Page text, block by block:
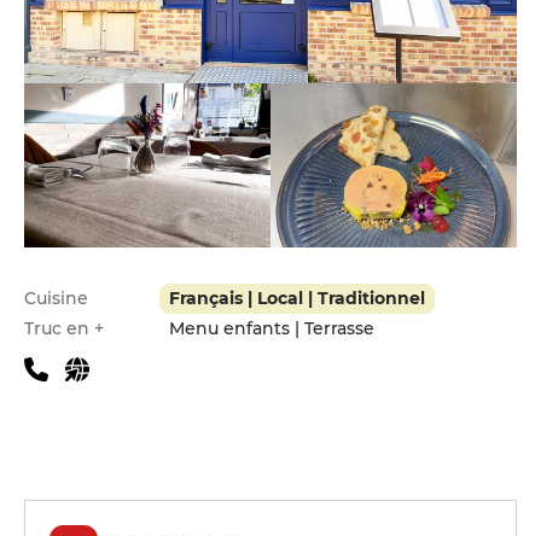
Infos pratiques
Cuisine
Français | Local | Traditionnel
Truc en +
Menu enfants | Terrasse